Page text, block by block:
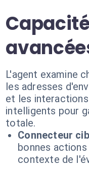
L'agent examine
les adresses
et les
intelligents pour
totale.
Connecteur
bonnes
contexte de